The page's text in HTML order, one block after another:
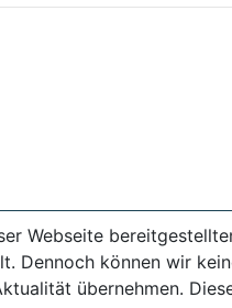
Webseite
Dennoch können wir
übernehmen.